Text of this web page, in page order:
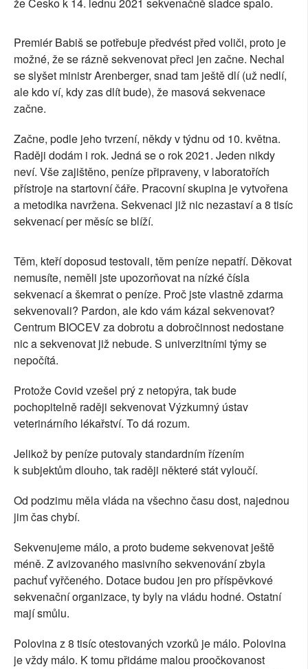
Premiér Babiš se potřebuje předvést před voliči, proto je
možné, že se rázně sekvenovat přeci jen začne. Nechal
se slyšet ministr Arenberger, snad tam ještě dlí (už nedlí,
ale kdo ví, kdy zas dlít bude), že masová sekvenace
začne.
Začne, podle jeho tvrzení, někdy v týdnu od 10. května.
Raději dodám i rok. Jedná se o rok 2021. Jeden nikdy
neví. Vše zajištěno, peníze připraveny, v laboratořích
přístroje na startovní čáře. Pracovní skupina je vytvořena
a metodika navržena. Sekvenaci již nic nezastaví a 8 tisíc
sekvenací per měsíc se blíží.
Těm, kteří doposud testovali, těm peníze nepatří. Děkovat
nemusíte, neměli jste upozorňovat na nízké čísla
sekvenací a škemrat o peníze. Proč jste vlastně zdarma
sekvenovali? Pardon, ale kdo vám kázal sekvenovat?
Centrum BIOCEV za dobrotu a dobročinnost nedostane
nic a sekvenovat již nebude. S univerzitními týmy se
nepočítá.
Protože Covid vzešel prý z netopýra, tak bude
pochopitelně raději sekvenovat Výzkumný ústav
veterinárního lékařství. To dá rozum.
Jelikož by peníze putovaly standardním řízením
k subjektům dlouho, tak raději některé stát vyloučí.
Od podzimu měla vláda na všechno času dost, najednou
jim čas chybí.
Sekvenujeme málo, a proto budeme sekvenovat ještě
méně. Z avizovaného masivního sekvenování zbyla
pachuť vyřčeného. Dotace budou jen pro příspěvkové
sekvenační organizace, ty byly na vládu hodné. Ostatní
mají smůlu.
Polovina z 8 tisíc otestovaných vzorků je málo. Polovina
je vždy málo. K tomu přidáme malou proočkovanost